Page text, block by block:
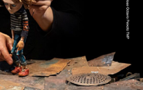
發展大局